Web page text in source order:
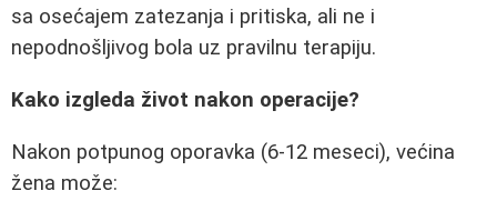
sa osećajem zatezanja i pritiska, ali ne i
nepodnošljivog bola uz pravilnu terapiju.
Kako izgleda život nakon operacije?
Nakon potpunog oporavka (6-12 meseci), većina
žena može: